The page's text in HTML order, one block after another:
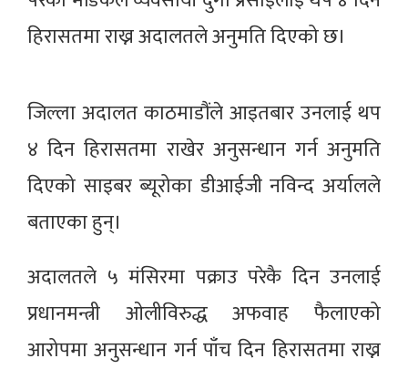
हिरासतमा राख्न अदालतले अनुमति दिएको छ।
जिल्ला अदालत काठमाडौंले आइतबार उनलाई थप
४ दिन हिरासतमा राखेर अनुसन्धान गर्न अनुमति
दिएको साइबर ब्यूरोका डीआईजी नविन्द अर्यालले
बताएका हुन्।
अदालतले ५ मंसिरमा पक्राउ परेकै दिन उनलाई
प्रधानमन्त्री ओलीविरुद्ध अफवाह फैलाएको
आरोपमा अनुसन्धान गर्न पाँच दिन हिरासतमा राख्न